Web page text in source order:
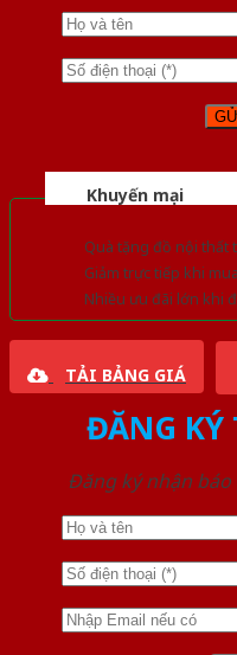
Khuyến mại
Quà tặng đồ nội thất
Giảm trực tiếp khi
Nhiều ưu đãi lớn khi
TẢI BẢNG GIÁ
ĐĂNG KÝ
Đăng ký nhận